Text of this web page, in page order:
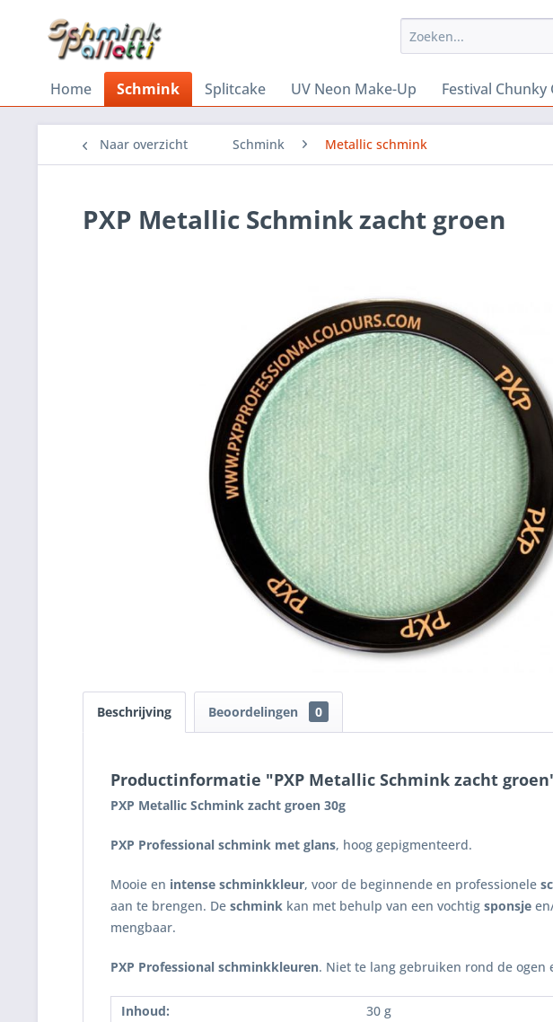
Home Schmink Splitcake UV Neon Make-Up Festival
Naar overzicht Schmink Metallic schmink
PXP Metallic Schmink zacht groen
Beschrijving Beoordelingen 0
Productinformatie "PXP Metallic Schmink zacht
PXP Metallic Schmink zacht groen 30g
PXP Professional schmink met glans, hoog gepigmenteerd.
Mooie en intense schminkkleur, voor de beginnende en professionele
aan te brengen. De schmink kan met behulp van een vochtig sponsje
mengbaar.
PXP Professional schminkkleuren. Niet te lang gebruiken rond de ogen
Inhoud:
30 g